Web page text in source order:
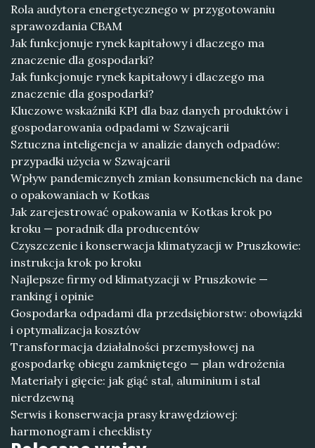
Rola audytora energetycznego w przygotowaniu
sprawozdania CBAM
Jak funkcjonuje rynek kapitałowy i dlaczego ma
znaczenie dla gospodarki?
Jak funkcjonuje rynek kapitałowy i dlaczego ma
znaczenie dla gospodarki?
Kluczowe wskaźniki KPI dla baz danych produktów i
gospodarowania odpadami w Szwajcarii
Sztuczna inteligencja w analizie danych odpadów:
przypadki użycia w Szwajcarii
Wpływ pandemicznych zmian konsumenckich na dane
o opakowaniach w Kotkas
Jak zarejestrować opakowania w Kotkas krok po
kroku — poradnik dla producentów
Czyszczenie i konserwacja klimatyzacji w Pruszkowie:
instrukcja krok po kroku
Najlepsze firmy od klimatyzacji w Pruszkowie —
ranking i opinie
Gospodarka odpadami dla przedsiębiorstw: obowiązki
i optymalizacja kosztów
Transformacja działalności przemysłowej na
gospodarkę obiegu zamkniętego — plan wdrożenia
Materiały i gięcie: jak giąć stal, aluminium i stal
nierdzewną
Serwis i konserwacja prasy krawędziowej:
harmonogram i checklisty